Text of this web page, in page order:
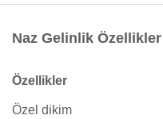
Naz Gelinlik Özellikler
Özellikler
Özel dikim